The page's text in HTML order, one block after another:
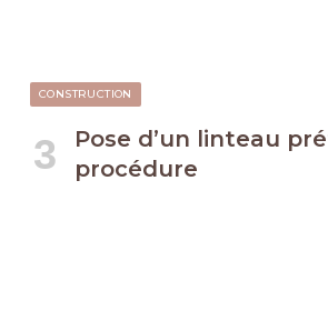
CONSTRUCTION
Pose d’un linteau
procédure